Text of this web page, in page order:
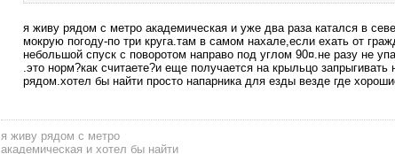
я живу рядом с метро академическая и уже два раза катался в
мокрую погоду-по три круга.там в самом нахале,если ехать от
небольшой спуск с поворотом направо под углом 90¤.не разу не
.это норм?как считаете?и еще получается на крыльцо запрыгивать
рядом.хотел бы найти просто напарника для езды везде где
я живу рядом с метро
академическая и хотел бы найти